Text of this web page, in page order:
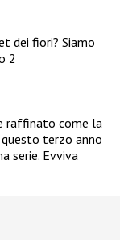
dei fiori? Siamo
2
raffinato come la
terzo anno
serie. Evviva